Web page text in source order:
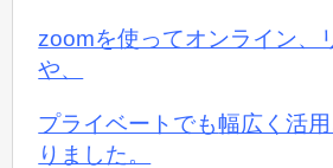
zoomを使ってオンライン、
や、
プライベートでも幅広く活
りました。